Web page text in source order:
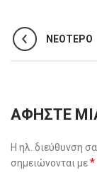
ΝΕΌΤΕΡΟ
ΑΦΉΣΤΕ
Η ηλ. διεύθυνση
σημειώνονται με*